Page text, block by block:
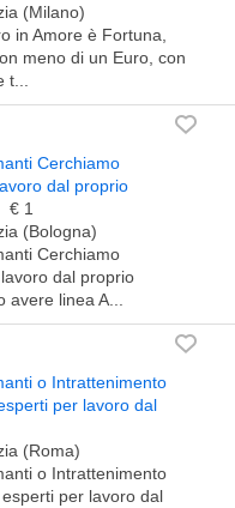
(Milano)
in Amore è Fortuna,
meno di un Euro, con
Cerchiamo
dal proprio
€ 1
(Bologna)
Cerchiamo
dal proprio
avere linea A...
o Intrattenimento
per lavoro dal
(Roma)
o Intrattenimento
per lavoro dal